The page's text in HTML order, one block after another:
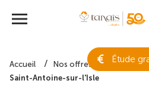
Étude
Accueil Nos offres de terrain
Saint-Antoine-sur-l'Isle